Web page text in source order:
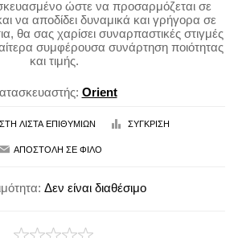
ώστε να προσαρμόζεται σε
να αποδίδει δυναμικά και γρήγορα σε
θα σας χαρίσει συναρπαστικές στιγμές
συμφέρουσα συνάρτηση ποιότητας
και τιμής.
Orient
Δεν είναι διαθέσιμο